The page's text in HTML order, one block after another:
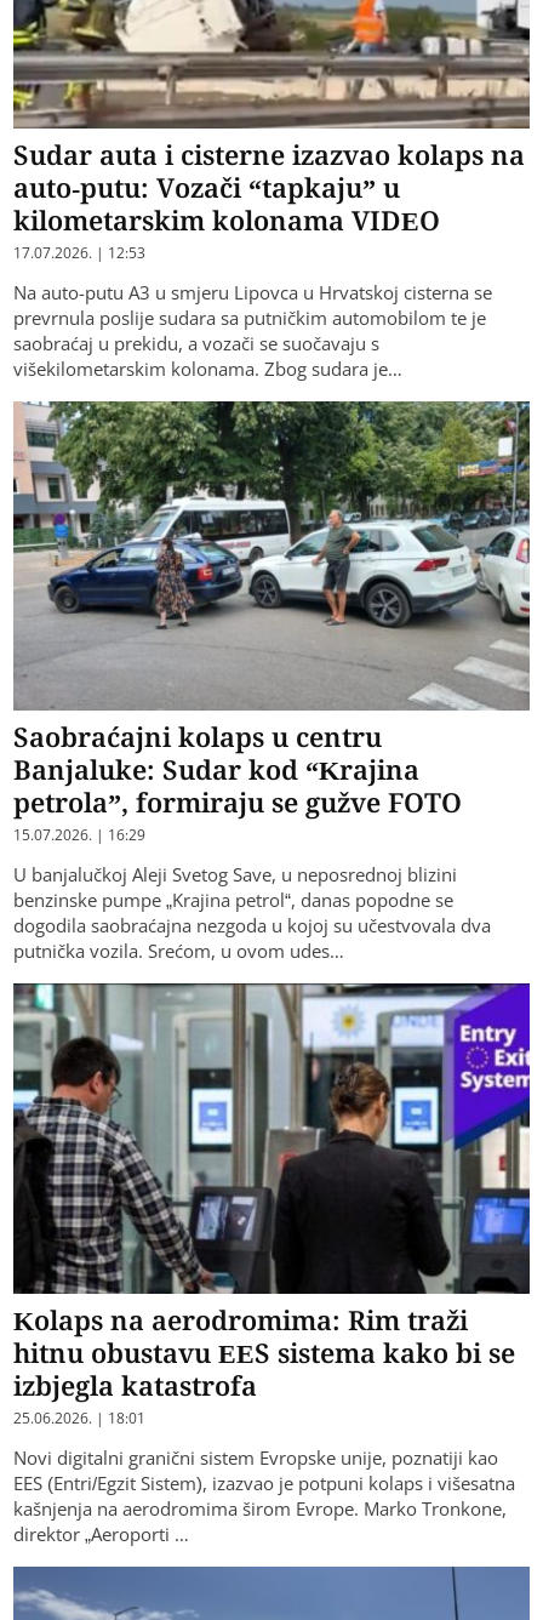
Sudar auta i cisterne izazvao kolaps na
auto-putu: Vozači “tapkaju” u
kilometarskim kolonama VIDEO
17.07.2026. | 12:53
Na auto-putu A3 u smjeru Lipovca u Hrvatskoj cisterna se
prevrnula poslije sudara sa putničkim automobilom te je
saobraćaj u prekidu, a vozači se suočavaju s
višekilometarskim kolonama. Zbog sudara je…
Saobraćajni kolaps u centru
Banjaluke: Sudar kod “Krajina
petrola”, formiraju se gužve FOTO
15.07.2026. | 16:29
​U banjalučkoj Aleji Svetog Save, u neposrednoj blizini
benzinske pumpe „Krajina petrol“, danas popodne se
dogodila saobraćajna nezgoda u kojoj su učestvovala dva
putnička vozila. ​Srećom, u ovom udes…
Kolaps na aerodromima: Rim traži
hitnu obustavu EES sistema kako bi se
izbjegla katastrofa
25.06.2026. | 18:01
Novi digitalni granični sistem Evropske unije, poznatiji kao
EES (Entri/Egzit Sistem), izazvao je potpuni kolaps i višesatna
kašnjenja na aerodromima širom Evrope. Marko Tronkone,
direktor „Aeroporti …